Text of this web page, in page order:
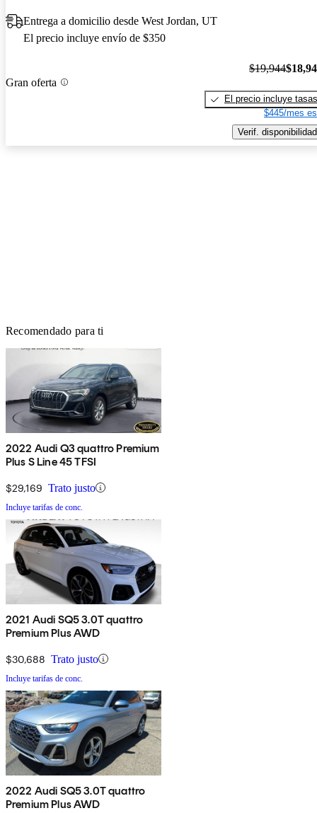
Entrega a domicilio desde West Jordan, UT
El precio incluye envío de $350
Gran oferta
$19,944
El precio incluye tasas
$445/mes
Verif. disponibilidad
Recomendado para ti
2022 Audi Q3 quattro Premium
Plus S Line 45 TFSI
$29,169 Trato justo
Incluye tarifas de conc.
2021 Audi SQ5 3.0T quattro
Premium Plus AWD
$30,688 Trato justo
Incluye tarifas de conc.
2022 Audi SQ5 3.0T quattro
Premium Plus AWD